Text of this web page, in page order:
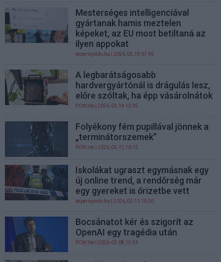
Mesterséges intelligenciával
gyártanak hamis meztelen
képeket, az EU most betiltaná az
ilyen appokat
kepernyoido.hu | 2026.03.19 07:45
A legbarátságosabb
hardvergyártónál is drágulás lesz,
előre szóltak, ha épp vásárolnátok
PCW.lite | 2026.03.14 12:35
Folyékony fém pupillával jönnek a
„terminátorszemek”
PCW.lite | 2026.03.11 16:15
Iskolákat ugraszt egymásnak egy
új online trend, a rendőrség már
egy gyereket is őrizetbe vett
kepernyoido.hu | 2026.03.11 15:00
Bocsánatot kér és szigorít az
OpenAI egy tragédia után
PCW.lite | 2026.03.08 15:33